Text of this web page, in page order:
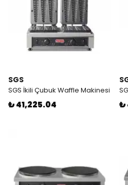
SGS
SGS İkili Çubuk Waffle Makinesi
₺ 41,225.04 ₺